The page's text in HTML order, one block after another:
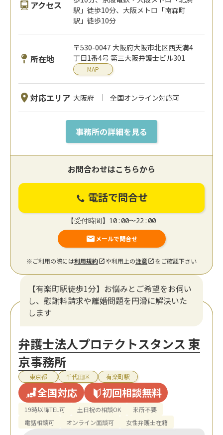
アクセス
駅」徒歩10分、大阪メトロ「南森町
駅」徒歩10分
所在地
〒530-0047 大阪府大阪市北区西天満4
丁目1番4号 第三大阪弁護士ビル301
MAP
対応エリア 大阪府 全国オンライン対応可
事務所の詳細を見る
お問合わせはこちらから
電話で問合せ
【受付時間】10:00〜22:00
メールで問合せ
※ご利用の際には利用規約 や利用上の注意 をご確認下さい
【有楽町駅徒歩1分】お悩みとご希望をお伺い
し、慰謝料請求や離婚問題を円滑に解決いた
します
弁護士法人プロテクトスタンス 東
京事務所
東京都 千代田区 有楽町駅
全国対応 初回相談無料
19時以降TEL可 土日祝の相談OK
来所不要
電話相談可
オンライン面談可 女性弁護士在籍